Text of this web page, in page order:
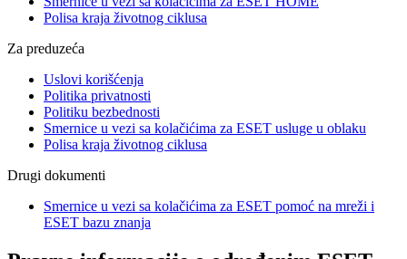
Polisa kraja životnog ciklusa
Za preduzeća
Uslovi korišćenja
Politika privatnosti
Politiku bezbednosti
Smernice u vezi sa kolačićima za ESET usluge u oblaku
Polisa kraja životnog ciklusa
Drugi dokumenti
Smernice u vezi sa kolačićima za ESET pomoć na mreži i
ESET bazu znanja